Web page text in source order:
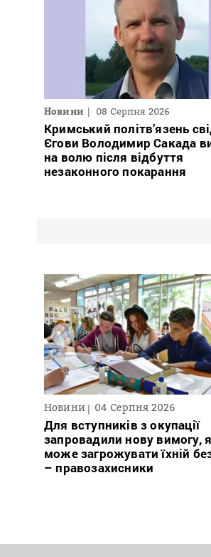
Новини 08 Серпня 2026
Кримський політв’язень
Єгови Володимир Сакада
на волю після відбуття
незаконного покарання
Новини 04 Серпня 2026
Для вступників з окупації
запровадили нову вимогу,
може загрожувати їхній
– правозахисники